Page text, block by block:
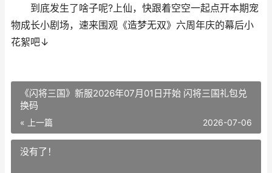
到底发生了啥子呢?上仙，快跟着空空一起点开本期宠
物成长小剧场，速来围观《造梦无双》六周年庆的幕后小
花絮吧↓
《闪将三国》新服2026年07月01日开始 闪将三国礼包兑
换码
« 上一篇 2026-07-06
没有了！